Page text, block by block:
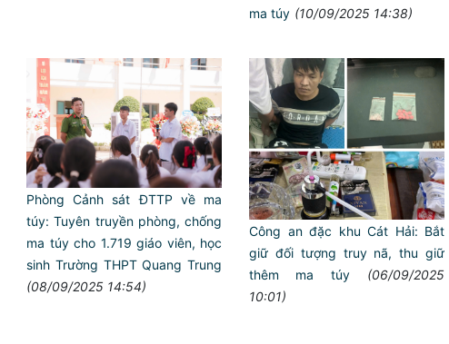
ma túy (10/09/2025 14:38)
Phòng Cảnh sát ĐTTP về ma
túy: Tuyên truyền phòng, chống
ma túy cho 1.719 giáo viên, học
sinh Trường THPT Quang Trung
(08/09/2025 14:54)
Công an đặc khu Cát Hải: Bắt
giữ đối tượng truy nã, thu giữ
thêm ma túy
(06/09/2025
10:01)